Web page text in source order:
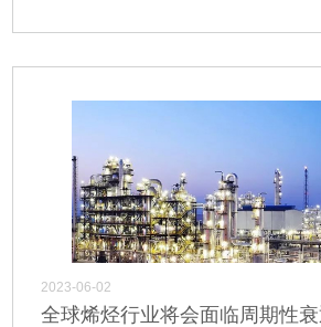
2023-06-02
全球烯烃行业将会面临周期性衰